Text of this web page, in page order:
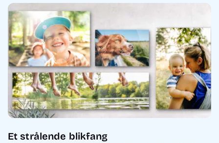
Et strålende blikfang